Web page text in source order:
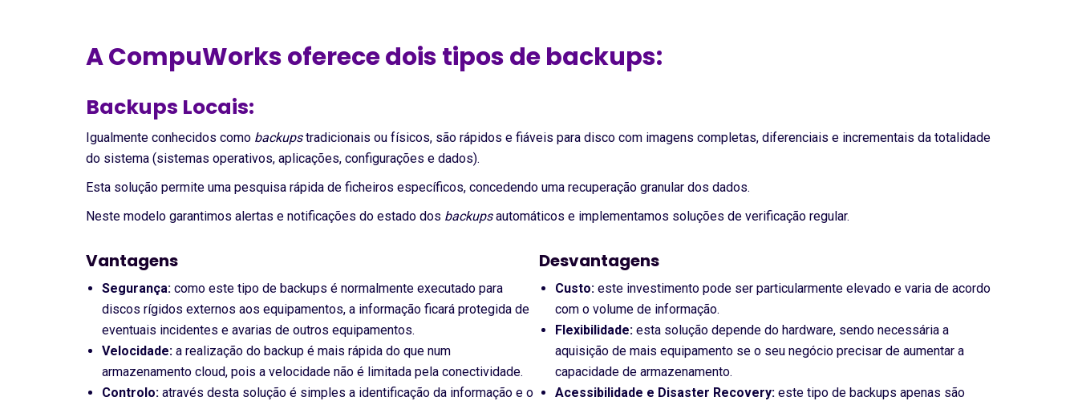
A CompuWorks oferece dois tipos de backups:
Backups Locais:
Igualmente conhecidos como backupstradicionais ou físicos, são rápidos e fiáveis para disco com imagens completas, diferenciais e incrementais da totalidade
do sistema (sistemas operativos, aplicações, configurações e dados).
Esta solução permite uma pesquisa rápida de ficheiros específicos, concedendo uma recuperação granular dos dados.
Neste modelo garantimos alertas e notificações do estado dos backupsautomáticos e implementamos soluções de verificação regular.
Vantagens
Segurança: como este tipo de backups é normalmente executado para
discos rígidos externos aos equipamentos, a informação ficará protegida de
eventuais incidentes e avarias de outros equipamentos.
Velocidade: a realização do backup é mais rápida do que num
armazenamento cloud, pois a velocidade não é limitada pela conectividade.
Controlo: através desta solução é simples a identificação da informação e o
Desvantagens
Custo: este investimento pode ser particularmente elevado e varia de acordo
com o volume de informação.
Flexibilidade: esta solução depende do hardware, sendo necessária a
aquisição de mais equipamento se o seu negócio precisar de aumentar a
capacidade de armazenamento.
Acessibilidade e Disaster Recovery: este tipo de backups apenas são